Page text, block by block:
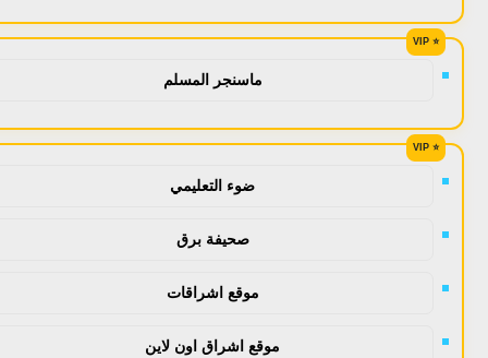
ماسنجر المسلم
ضوء التعليمي
صحيفة برق
موقع اشراقات
موقع اشراق اون لاين